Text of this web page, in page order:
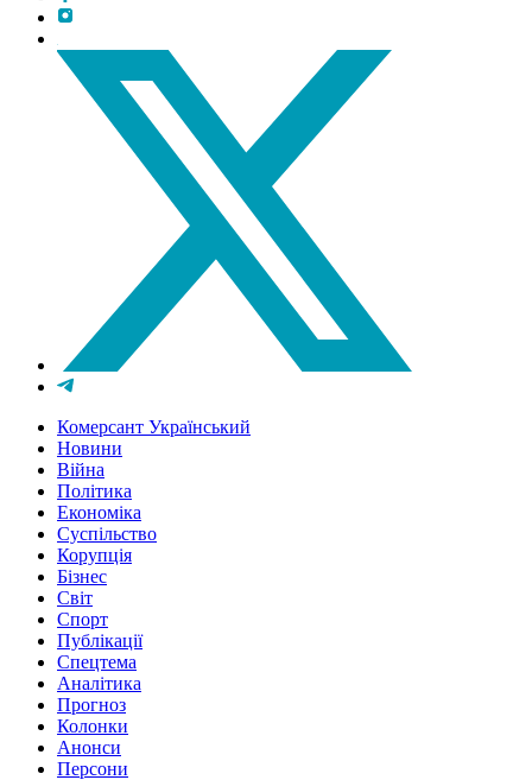
Комерсант Український
Новини
Війна
Політика
Економіка
Суспільство
Корупція
Бізнес
Світ
Спорт
Публікації
Спецтема
Аналітика
Прогноз
Колонки
Анонси
Персони